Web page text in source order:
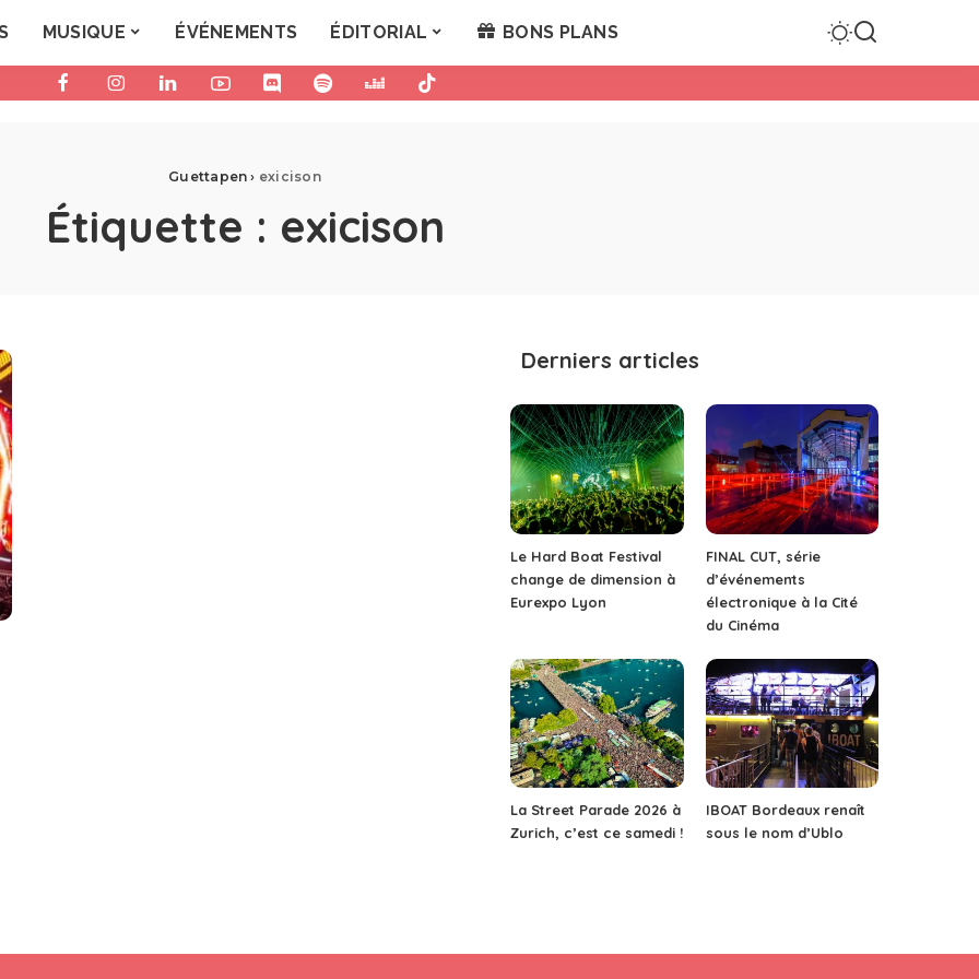
MUSIQUE ÉVÉNEMENTS ÉDITORIAL BONS PLANS
Guettapen › exicison
Étiquette : exicison
Derniers articles
Le Hard Boat Festival
change de dimension à
Eurexpo Lyon
FINAL CUT, série
d’événements
électronique à la Cité
du Cinéma
La Street Parade 2026 à
Zurich, c’est ce samedi !
IBOAT Bordeaux renaît
sous le nom d’Ublo